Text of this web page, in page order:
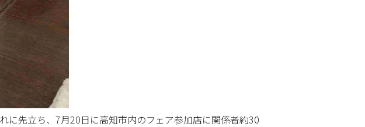
先立ち、7月20日に高知市内のフェア参加店に関係者約30